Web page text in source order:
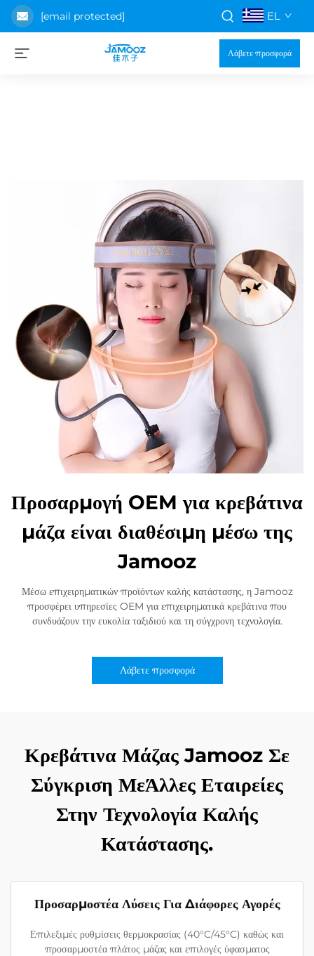
[email protected] EL
Λάβετε προσφορά
Προσαρμογή OEM για κρεβάτινα
μάζα είναι διαθέσιμη μέσω της
Jamooz
Μέσω επιχειρηματικών προϊόντων καλής κατάστασης, η Jamooz
προσφέρει υπηρεσίες OEM για επιχειρηματικά κρεβάτινα που
συνδυάζουν την ευκολία ταξιδιού και τη σύγχρονη τεχνολογία.
Λάβετε προσφορά
Κρεβάτινα Μάζας Jamooz Σε
Σύγκριση ΜεΆλλες Εταιρείες
Στην Τεχνολογία Καλής
Κατάστασης.
Προσαρμοστέα Λύσεις Για Διάφορες Αγορές
Επιλεξιμές ρυθμίσεις θερμοκρασίας (40°C/45°C) καθώς και
προσαρμοστέα πλάτος μάζας και επιλογές ύφασματος